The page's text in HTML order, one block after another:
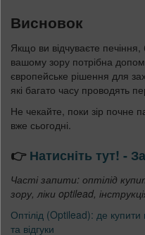
Висновок
Якщо ви відчуваєте
вашому зору потрібна
європейське рішення для
які багато часу проводять
Не чекайте, поки зір почне
вже сьогодні.
👉Натисніть тут! -
Часті запити: оптілід
зору, ліки optilead,
Оптілід (Optilead): де купити
та відгуки